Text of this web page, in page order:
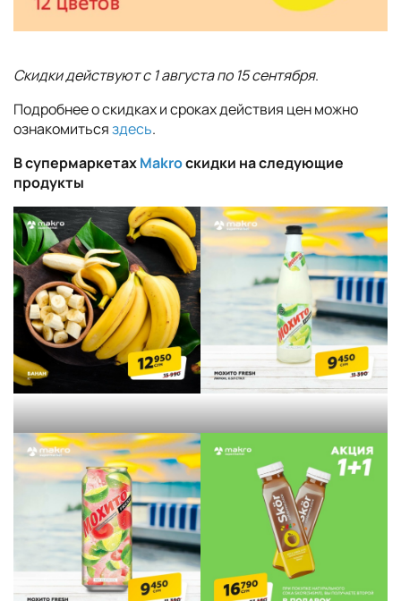
Скидки действуют с 1 августа по 15 сентября.
Подробнее о скидках и сроках действия цен можно
ознакомитьсяздесь.
В супермаркетахMakroскидки на следующие
продукты